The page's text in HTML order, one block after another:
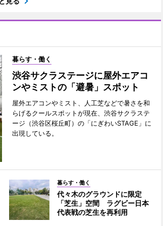
暮らす・働く
渋谷サクラステージに屋外エアコ
ンやミストの「避暑」スポット
屋外エアコンやミスト、人工芝などで暑さを和
らげるクールスポットが現在、渋谷サクラステ
ージ（渋谷区桜丘町）の「にぎわいSTAGE」に
出現している。
暮らす・働く
代々木のグラウンドに限定
「芝生」空間 ラグビー日本
代表戦の芝生を再利用